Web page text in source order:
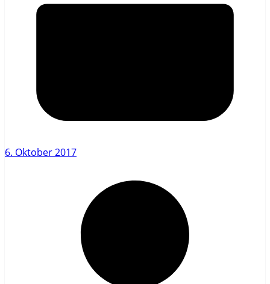
6. Oktober 2017